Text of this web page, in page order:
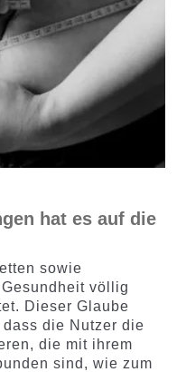
hat es auf die
sowie
völlig
Dieser Glaube
die Nutzer die
die mit ihrem
sind, wie zum